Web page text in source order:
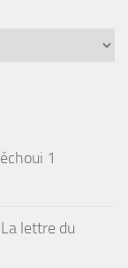
1
La lettre du